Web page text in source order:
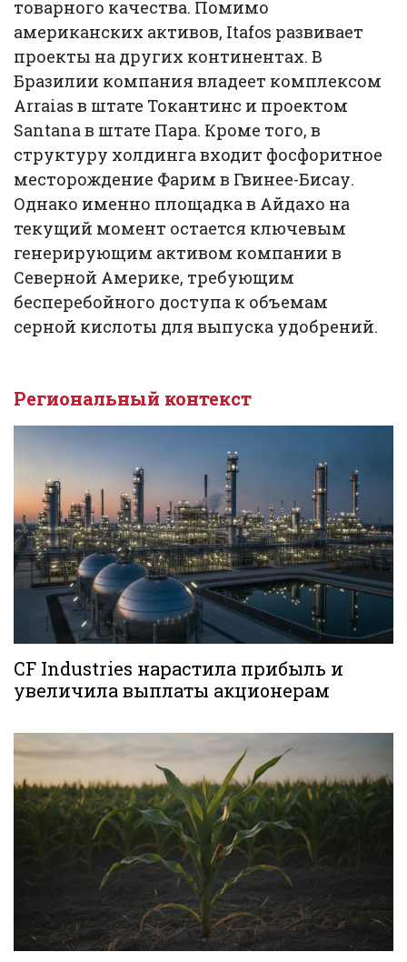
товарного качества. Помимо
американских активов, Itafos развивает
проекты на других континентах. В
Бразилии компания владеет комплексом
Arraias в штате Токантинс и проектом
Santana в штате Пара. Кроме того, в
структуру холдинга входит фосфоритное
месторождение Фарим в Гвинее-Бисау.
Однако именно площадка в Айдахо на
текущий момент остается ключевым
генерирующим активом компании в
Северной Америке, требующим
бесперебойного доступа к объемам
серной кислоты для выпуска удобрений.
Региональный контекст
CF Industries нарастила прибыль и
увеличила выплаты акционерам